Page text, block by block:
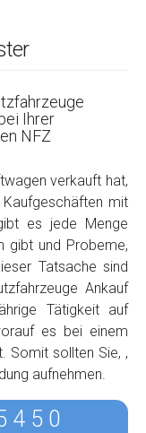
Ihrer
NFZ
verkauft hat,
mit
es jede Menge
gibt und Probeme,
Tatsache sind
Ankauf
Tätigkeit auf
es bei einem
Somit sollten Sie, ,
aufnehmen.
4 5 0